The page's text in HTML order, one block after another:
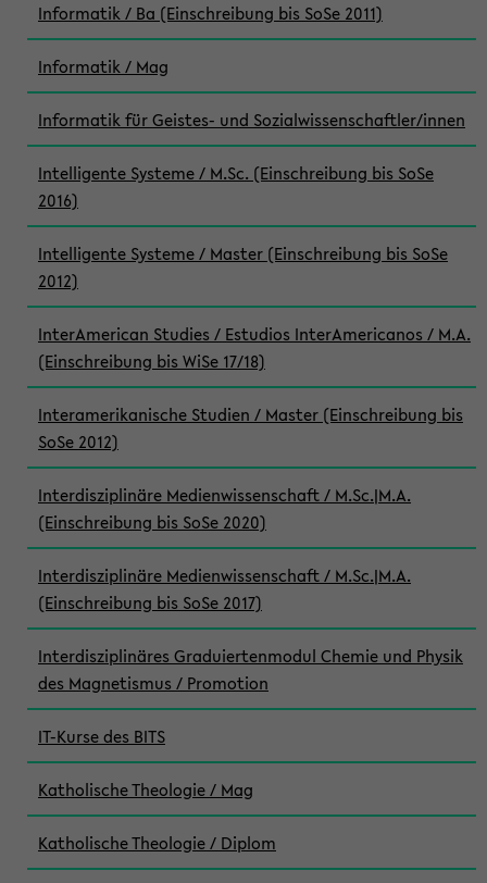
Informatik / Ba (Einschreibung bis SoSe 2011)
Informatik / Mag
Informatik für Geistes- und Sozialwissenschaftler/innen
Intelligente Systeme / M.Sc. (Einschreibung bis SoSe
2016)
Intelligente Systeme / Master (Einschreibung bis SoSe
2012)
InterAmerican Studies / Estudios InterAmericanos / M.A.
(Einschreibung bis WiSe 17/18)
Interamerikanische Studien / Master (Einschreibung bis
SoSe 2012)
Interdisziplinäre Medienwissenschaft / M.Sc.|M.A.
(Einschreibung bis SoSe 2020)
Interdisziplinäre Medienwissenschaft / M.Sc.|M.A.
(Einschreibung bis SoSe 2017)
Interdisziplinäres Graduiertenmodul Chemie und Physik
des Magnetismus / Promotion
IT-Kurse des BITS
Katholische Theologie / Mag
Katholische Theologie / Diplom